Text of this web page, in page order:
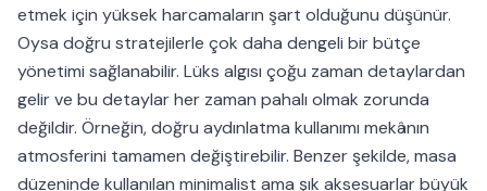
etmek için yüksek harcamaların şart olduğunu düşünür.
Oysa doğru stratejilerle çok daha dengeli bir bütçe
yönetimi sağlanabilir. Lüks algısı çoğu zaman detaylardan
gelir ve bu detaylar her zaman pahalı olmak zorunda
değildir. Örneğin, doğru aydınlatma kullanımı mekânın
atmosferini tamamen değiştirebilir. Benzer şekilde, masa
düzeninde kullanılan minimalist ama şık aksesuarlar büyük